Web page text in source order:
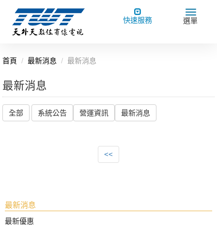
Toggle
navigation
快速服務
Toggle
選單
首頁 最新消息 最新消息
最新消息
全部 系統公告 營運資訊 最新消息
<<
最新消息
最新優惠